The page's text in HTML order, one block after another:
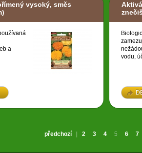
vysoký, směs
a
vodu,
předchozí 2 3 4 5 6 7